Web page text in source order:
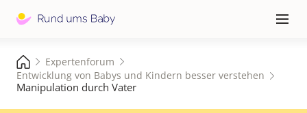
≡
Expertenforum
Entwicklung von Babys und Kindern besser verstehen
Manipulation durch Vater